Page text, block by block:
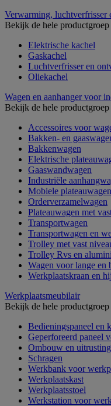
Verwarming, luchtverfrisser
Bekijk de hele productgroep
Elektrische kachel
Gaskachel
Luchtverfrisser en
Oliekachel
Wagen en aanhanger voor
Bekijk de hele productgroep
Accessoires voor
Bakken- en
Bakkenwagen
Elektrische
Gaaswandwagen
Industriële
Mobiele plateauwagen
Orderverzamelwagen
Plateauwagen met
Transportwagen
Transportwagen en
Trolley met vast
Trolley Rvs en
Wagen voor lange en
Werkplaatskraan en
Werkplaatsmeubilair
Bekijk de hele productgroep
Bedieningspaneel en
Geperforeerd paneel
Ombouw en
Schragen
Werkbank voor
Werkplaatskast
Werkplaatsstoel
Werkstation voor